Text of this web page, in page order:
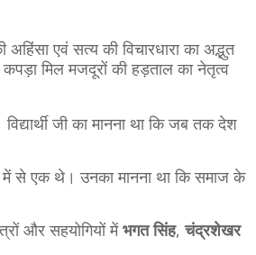
अहिंसा एवं सत्य की विचारधारा का अद्भुत
मिल मजदूरों की हड़ताल का नेतृत्व
जी का मानना था कि जब तक देश
में से एक थे। उनका मानना था कि समाज के
और सहयोगियों मेंभगत सिंह,चंद्रशेखर